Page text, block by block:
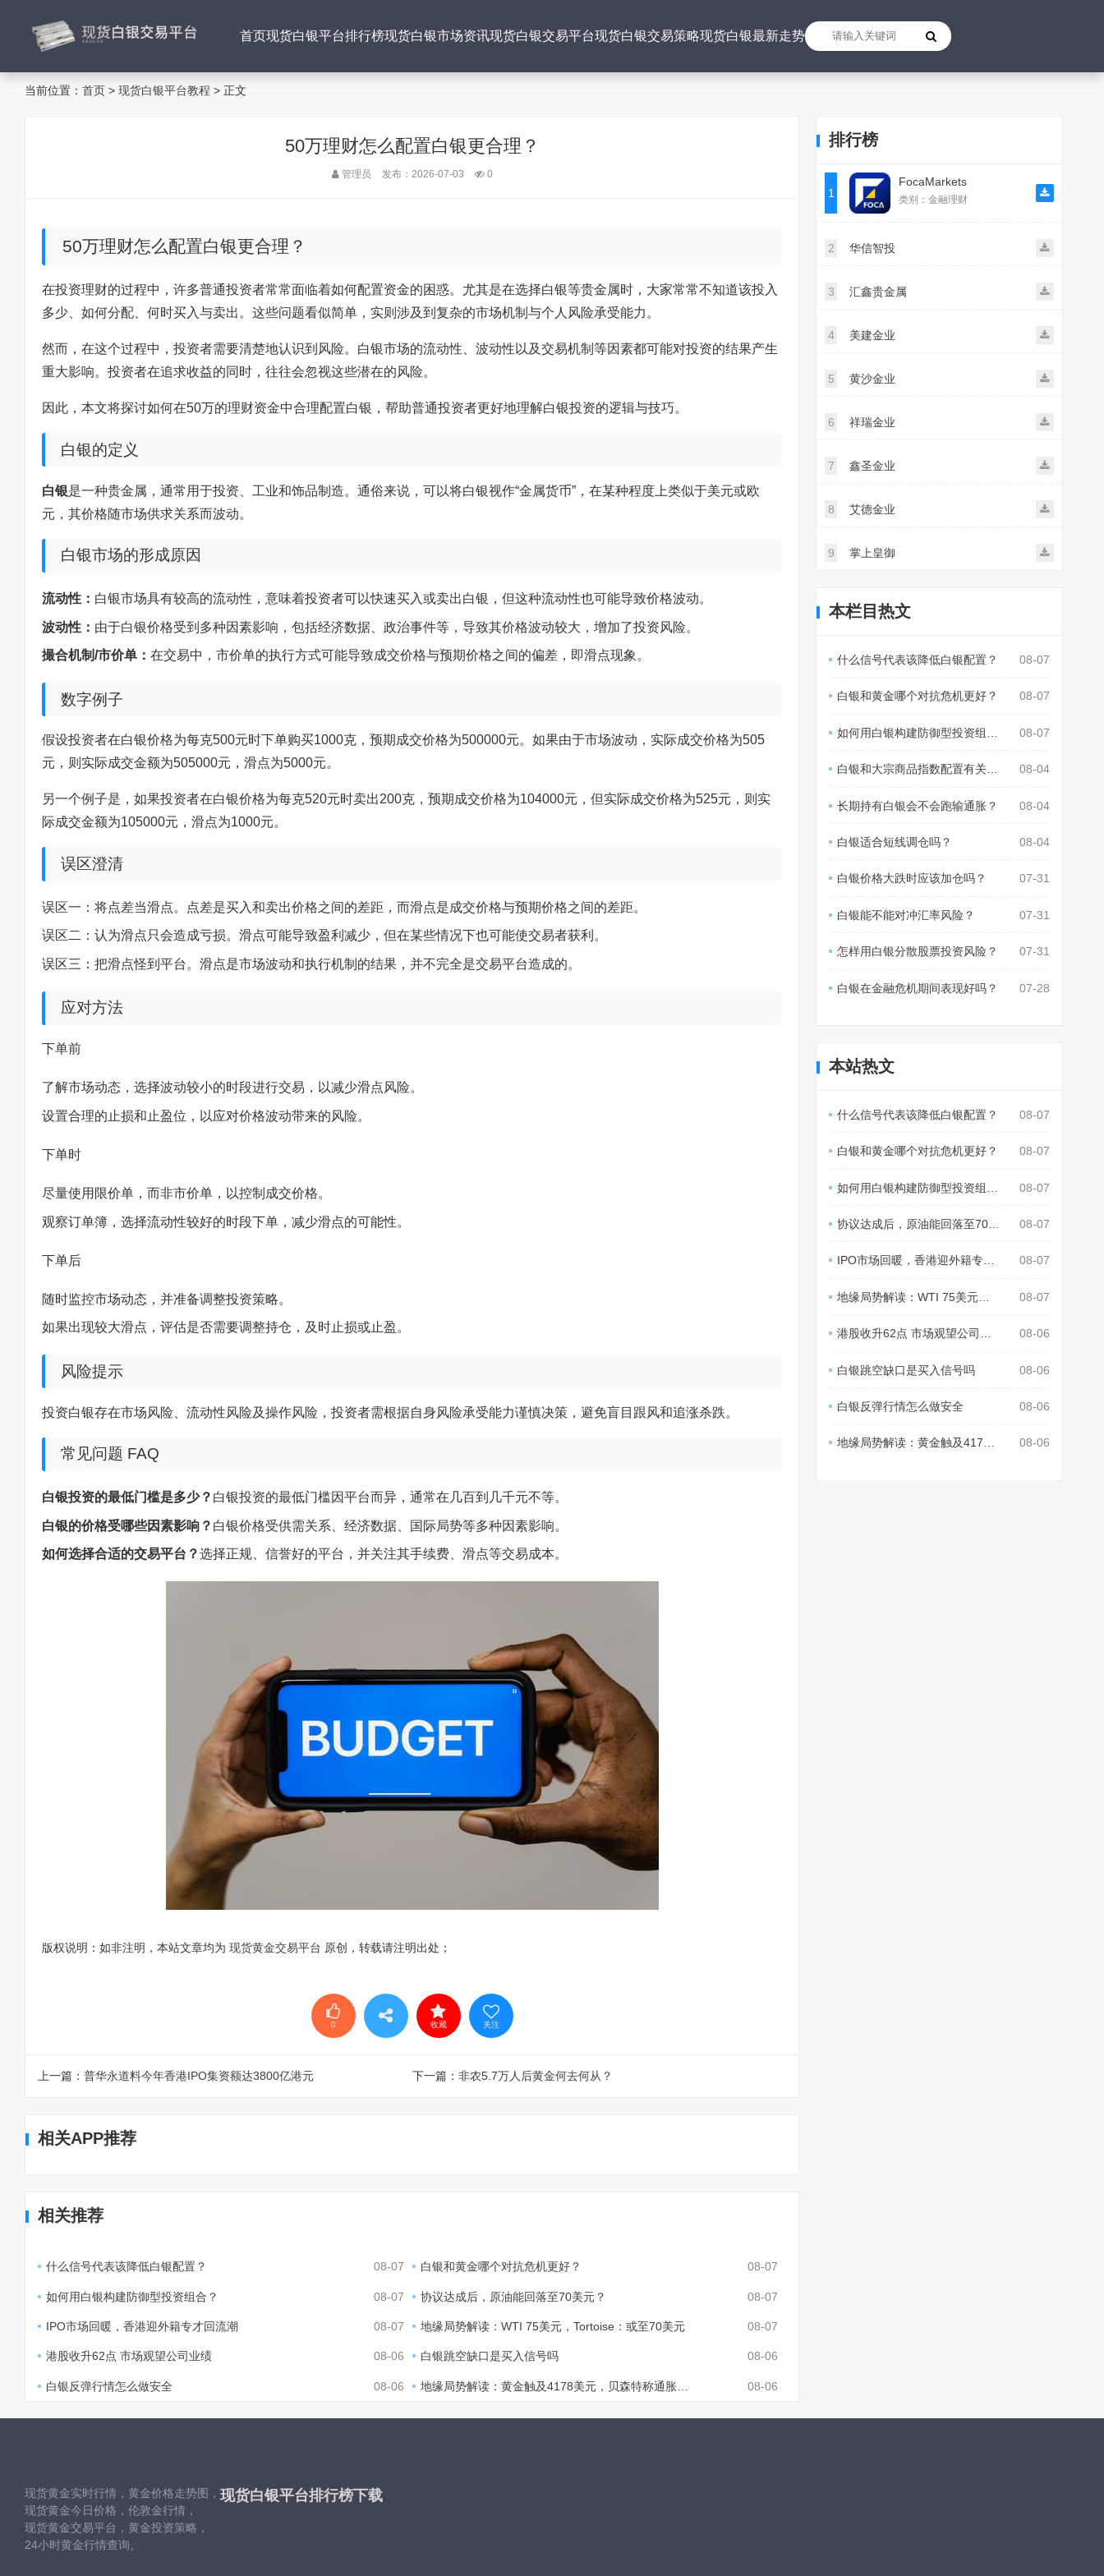
首页现货白银平台排行榜现货白银市场资讯现货白银交易平台现货白银交易策略现货白银最新走势
当前位置： 首页 > 现货白银平台教程 > 正文
50万理财怎么配置白银更合理？
管理员 发布：2026-07-03 0
50万理财怎么配置白银更合理？
在投资理财的过程中，许多普通投资者常常面临着如何配置资金的困惑。尤其是在选择白银等贵金属时，大家常常不知道该投入
多少、如何分配、何时买入与卖出。这些问题看似简单，实则涉及到复杂的市场机制与个人风险承受能力。
然而，在这个过程中，投资者需要清楚地认识到风险。白银市场的流动性、波动性以及交易机制等因素都可能对投资的结果产生
重大影响。投资者在追求收益的同时，往往会忽视这些潜在的风险。
因此，本文将探讨如何在50万的理财资金中合理配置白银，帮助普通投资者更好地理解白银投资的逻辑与技巧。
白银的定义
白银是一种贵金属，通常用于投资、工业和饰品制造。通俗来说，可以将白银视作“金属货币”，在某种程度上类似于美元或欧
元，其价格随市场供求关系而波动。
白银市场的形成原因
流动性： 白银市场具有较高的流动性，意味着投资者可以快速买入或卖出白银，但这种流动性也可能导致价格波动。
波动性： 由于白银价格受到多种因素影响，包括经济数据、政治事件等，导致其价格波动较大，增加了投资风险。
撮合机制/市价单： 在交易中，市价单的执行方式可能导致成交价格与预期价格之间的偏差，即滑点现象。
数字例子
假设投资者在白银价格为每克500元时下单购买1000克，预期成交价格为500000元。如果由于市场波动，实际成交价格为505
元，则实际成交金额为505000元，滑点为5000元。
另一个例子是，如果投资者在白银价格为每克520元时卖出200克，预期成交价格为104000元，但实际成交价格为525元，则实
际成交金额为105000元，滑点为1000元。
误区澄清
误区一：将点差当滑点。点差是买入和卖出价格之间的差距，而滑点是成交价格与预期价格之间的差距。
误区二：认为滑点只会造成亏损。滑点可能导致盈利减少，但在某些情况下也可能使交易者获利。
误区三：把滑点怪到平台。滑点是市场波动和执行机制的结果，并不完全是交易平台造成的。
应对方法
下单前
了解市场动态，选择波动较小的时段进行交易，以减少滑点风险。
设置合理的止损和止盈位，以应对价格波动带来的风险。
下单时
尽量使用限价单，而非市价单，以控制成交价格。
观察订单簿，选择流动性较好的时段下单，减少滑点的可能性。
下单后
随时监控市场动态，并准备调整投资策略。
如果出现较大滑点，评估是否需要调整持仓，及时止损或止盈。
风险提示
投资白银存在市场风险、流动性风险及操作风险，投资者需根据自身风险承受能力谨慎决策，避免盲目跟风和追涨杀跌。
常见问题 FAQ
白银投资的最低门槛是多少？ 白银投资的最低门槛因平台而异，通常在几百到几千元不等。
白银的价格受哪些因素影响？ 白银价格受供需关系、经济数据、国际局势等多种因素影响。
如何选择合适的交易平台？选择正规、信誉好的平台，并关注其手续费、滑点等交易成本。
版权说明：如非注明，本站文章均为 现货黄金交易平台 原创，转载请注明出处；
0 收藏 关注
上一篇： 普华永道料今年香港IPO集资额达3800亿港元 下一篇： 非农5.7万人后黄金何去何从？
相关APP推荐
相关推荐
08-07
什么信号代表该降低白银配置？ 08-07
白银和黄金哪个对抗危机更好？
08-07
如何用白银构建防御型投资组合？ 08-07
协议达成后，原油能回落至70美元？
08-07
IPO市场回暖，香港迎外籍专才回流潮 08-07
地缘局势解读：WTI 75美元，Tortoise：或至70美元
08-06
港股收升62点 市场观望公司业绩 08-06
白银跳空缺口是买入信号吗
08-06
白银反弹行情怎么做安全 08-06
地缘局势解读：黄金触及4178美元，贝森特称通胀温和
排行榜
1
FocaMarkets
类别：金融理财
2 华信智投
3 汇鑫贵金属
4 美建金业
5 黄沙金业
6 祥瑞金业
7 鑫圣金业
8 艾德金业
9 掌上皇御
本栏目热文
08-07
什么信号代表该降低白银配置？
08-07
白银和黄金哪个对抗危机更好？
08-07
08-04
08-04
长期持有白银会不会跑输通胀？
08-04
白银适合短线调仓吗？
07-31
白银价格大跌时应该加仓吗？
07-31
白银能不能对冲汇率风险？
07-31
怎样用白银分散股票投资风险？
07-28
白银在金融危机期间表现好吗？
本站热文
08-07
什么信号代表该降低白银配置？
08-07
白银和黄金哪个对抗危机更好？
08-07
08-07
08-07
IPO市场回暖，香港迎外籍专才回流潮
08-07
08-06
港股收升62点 市场观望公司业绩
08-06
白银跳空缺口是买入信号吗
08-06
白银反弹行情怎么做安全
08-06
地缘局势解读：黄金触及4178美元，贝森特称通胀温和
现货黄金实时行情，黄金价格走势图，
现货黄金今日价格，伦敦金行情，
现货黄金交易平台，黄金投资策略，
24小时黄金行情查询。
现货白银平台排行榜下载